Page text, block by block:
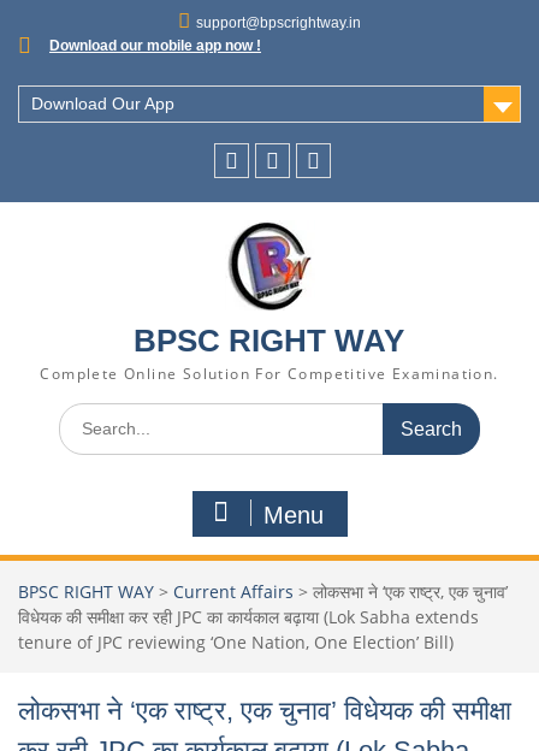
support@bpscrightway.in
Download our mobile app now !
Download Our App
BPSC RIGHT WAY
Complete Online Solution For Competitive Examination.
Menu
BPSC RIGHT WAY > Current Affairs > लोकसभा ने ‘एक राष्ट्र, एक चुनाव’
विधेयक की समीक्षा कर रही JPC का कार्यकाल बढ़ाया (Lok Sabha extends
tenure of JPC reviewing ‘One Nation, One Election’ Bill)
लोकसभा ने ‘एक राष्ट्र, एक चुनाव’ विधेयक की समीक्षा